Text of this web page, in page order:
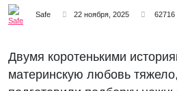
Safe 22 ноября, 2025 62716
Двумя коротенькими
материнскую любовь